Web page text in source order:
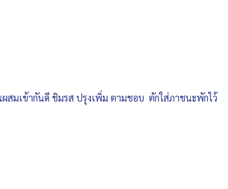
สมเข้ากันดี ชิมรส ปรุงเพิ่ม ตามชอบ ตักใส่ภาชนะพักไว้